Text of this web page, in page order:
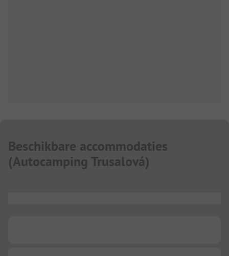
Beschikbare accommodaties
(Autocamping Trusalová)